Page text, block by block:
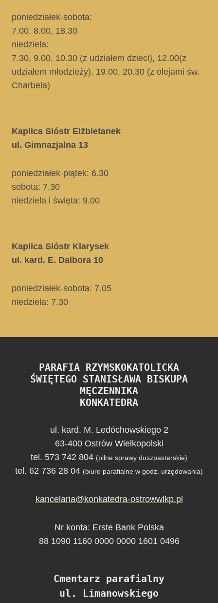
poniedziałek-sobota:
7.00, 8.00, 18.30
niedziela:
7.30, 9.00, 10.30 (z udziałem dzieci), 12.00(z
udziałem młodzieży), 19.00, 20.30 (z olejami św.
Charbela)
Kaplica Sióstr Elżbietanek
ul. Gimnazjalna 13
poniedziałek-piątek: 6.30
sobota: 7.30
niedziela i święta: 9.00
Kaplica Sióstr Klarysek
ul. kard. E. Dalbora 10
poniedziałek-sobota: 7.05
niedziela: 7.30
PARAFIA RZYMSKOKATOLICKA
ŚWIĘTEGO STANISŁAWA BISKUPA
MĘCZENNIKA
KONKATEDRA
ul. kard. M. Ledóchowskiego 2
63-400 Ostrów Wielkopolski
tel. 573 742 804 (pilne sprawy duszpasterskie)
tel. 62 736 28 04 (biuro parafialne w godz. urzędowania)
kancelaria@konkatedra-ostrowwlkp.pl
Nr konta: Erste Bank Polska
88 1090 1160 0000 0000 1601 0496
Cmentarz parafialny
ul. Limanowskiego